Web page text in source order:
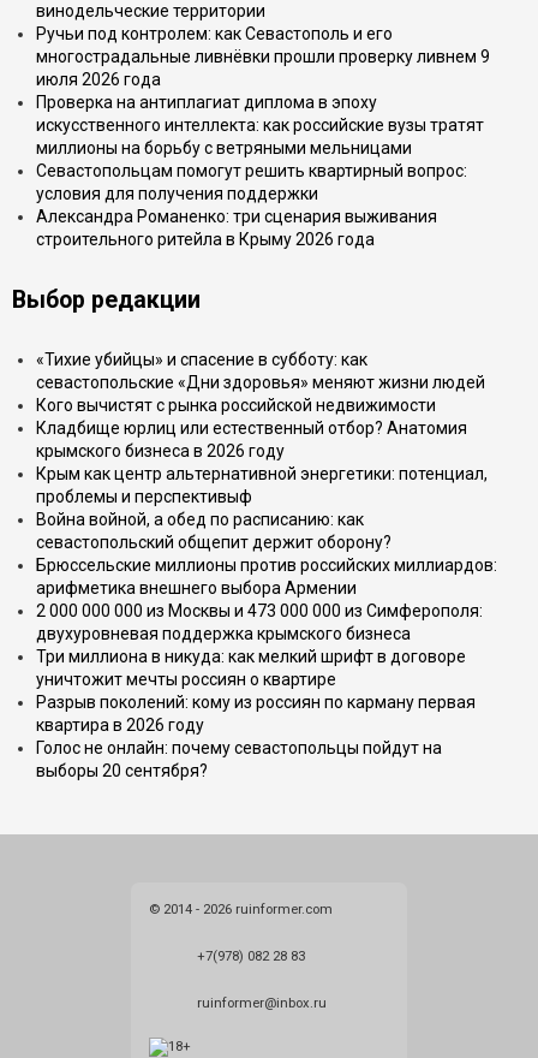
винодельческие территории
Ручьи под контролем: как Севастополь и его
многострадальные ливнёвки прошли проверку ливнем 9
июля 2026 года
Проверка на антиплагиат диплома в эпоху
искусственного интеллекта: как российские вузы тратят
миллионы на борьбу с ветряными мельницами
Севастопольцам помогут решить квартирный вопрос:
условия для получения поддержки
Александра Романенко: три сценария выживания
строительного ритейла в Крыму 2026 года
Выбор редакции
«Тихие убийцы» и спасение в субботу: как
севастопольские «Дни здоровья» меняют жизни людей
Кого вычистят с рынка российской недвижимости
Кладбище юрлиц или естественный отбор? Анатомия
крымского бизнеса в 2026 году
Крым как центр альтернативной энергетики: потенциал,
проблемы и перспективыф
Война войной, а обед по расписанию: как
севастопольский общепит держит оборону?
Брюссельские миллионы против российских миллиардов:
арифметика внешнего выбора Армении
2 000 000 000 из Москвы и 473 000 000 из Симферополя:
двухуровневая поддержка крымского бизнеса
Три миллиона в никуда: как мелкий шрифт в договоре
уничтожит мечты россиян о квартире
Разрыв поколений: кому из россиян по карману первая
квартира в 2026 году
Голос не онлайн: почему севастопольцы пойдут на
выборы 20 сентября?
© 2014 - 2026 ruinformer.com
+7(978) 082 28 83
ruinformer@inbox.ru